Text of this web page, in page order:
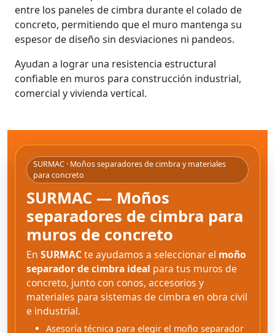
entre los paneles de cimbra durante el colado de
concreto, permitiendo que el muro mantenga su
espesor de diseño sin desviaciones ni pandeos.
Ayudan a lograr una resistencia estructural
confiable en muros para construcción industrial,
comercial y vivienda vertical.
SURMAC · Moños separadores de cimbra y materiales
para concreto
SURMAC — Moños
separadores de cimbra para
muros de concreto
En SURMACte ayudamos a seleccionar el moño
separador de cimbra ideal para tus muros de
concreto, junto con conos, accesorios y
materiales para sistemas de cimbra en obra civil
e industrial.
Asesoría técnica para elegir el moño separador